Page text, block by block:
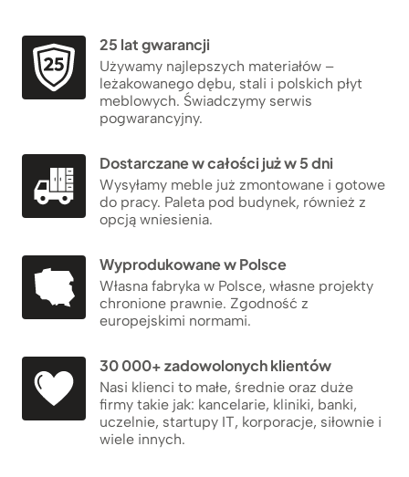
25 lat gwarancji
Używamy najlepszych materiałów –
leżakowanego dębu, stali i polskich płyt
meblowych. Świadczymy serwis
pogwarancyjny.
Dostarczane w całości już w 5 dni
Wysyłamy meble już zmontowane i gotowe
do pracy. Paleta pod budynek, również z
opcją wniesienia.
Wyprodukowane w Polsce
Własna fabryka w Polsce, własne projekty
chronione prawnie. Zgodność z
europejskimi normami.
30 000+ zadowolonych klientów
Nasi klienci to małe, średnie oraz duże
firmy takie jak: kancelarie, kliniki, banki,
uczelnie, startupy IT, korporacje, siłownie i
wiele innych.